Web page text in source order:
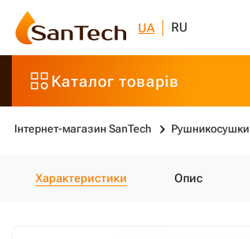
UA RU
Каталог товарів
Інтернет-магазин SanTech Рушникосушки
Характеристики Опис